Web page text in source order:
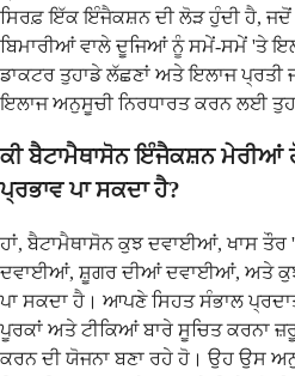
ਸਿਰਫ਼ ਇੱਕ ਇੰਜੈਕਸ਼ਨ ਦੀ ਲੋੜ ਹੁੰਦੀ ਹੈ, ਜਦੋਂ
ਬਿਮਾਰੀਆਂ ਵਾਲੇ ਦੂਜਿਆਂ ਨੂੰ ਸਮੇਂ-ਸਮੇਂ 'ਤੇ
ਡਾਕਟਰ ਤੁਹਾਡੇ ਲੱਛਣਾਂ ਅਤੇ ਇਲਾਜ
ਇਲਾਜ ਅਨੁਸੂਚੀ ਨਿਰਧਾਰਤ ਕਰਨ ਲਈ
ਕੀ ਬੈਟਾਮੈਥਾਸੋਨ ਇੰਜੈਕਸ਼ਨ
ਪ੍ਰਭਾਵ ਪਾ ਸਕਦਾ ਹੈ?
ਹਾਂ, ਬੈਟਾਮੈਥਾਸੋਨ ਕੁਝ ਦਵਾਈਆਂ, ਖਾਸ ਤੌਰ
ਦਵਾਈਆਂ, ਸ਼ੂਗਰ ਦੀਆਂ ਦਵਾਈਆਂ, ਅਤੇ ਕੁਝ
ਪਾ ਸਕਦਾ ਹੈ। ਆਪਣੇ ਸਿਹਤ ਸੰਭਾਲ
ਪੂਰਕਾਂ ਅਤੇ ਟੀਕਿਆਂ ਬਾਰੇ ਸੂਚਿਤ ਕਰਨਾ
ਕਰਨ ਦੀ ਯੋਜਨਾ ਬਣਾ ਰਹੇ ਹੋ। ਉਹ ਉਸ